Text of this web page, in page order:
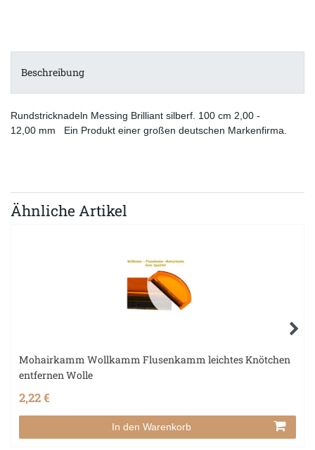
Beschreibung
Rundstricknadeln Messing Brilliant silberf. 100 cm 2,00 -
12,00 mm Ein Produkt einer großen deutschen Markenfirma.
Ähnliche Artikel
Mohairkamm Wollkamm Flusenkamm leichtes Knötchen
entfernen Wolle
2,22 €
In den Warenkorb